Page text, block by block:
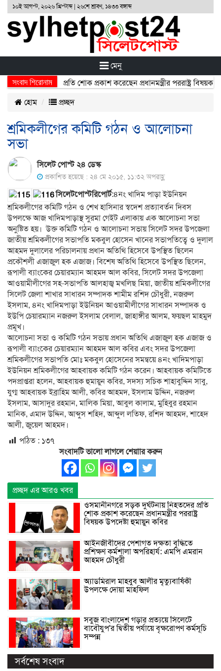
১০ই আগস্ট, ২০২৬ খ্রিস্টাব্দ | ২৬শে শ্রাবণ, ১৪৩৩ বঙ্গাব্দ
মেনু
সংবাদ শিরোনাম
নিহতদের প্রতি শোক প্রকাশ করেছেন প্রধানমন্ত্রীর পররাষ্ট্র বিষয়ক
হোম
প্রচ্ছদ
শ্রমিকলীগের কমিটি গঠন ও আলোচনা
সভা
সিলেট পোস্ট ২৪ ডেস্ক
প্রকাশিত হয়েছে : ২৪ মে ২০১৫, ১১:৩২ অপরাহ্ণ
সিলেটপোস্টরিপোর্ট:৪নং খাদিম পাড়া ইউনিয়ন
শ্রমিকলীগের কমিটি গঠন ও শেখ হাসিনার স্বদেশ প্রত্যাবর্তন দিবস
উপলক্ষে আজ খাদিমপাড়াস্থ সুরমা গেইট এলাকায় এক আলোচনা সভা
অনুষ্টিত হয়। উক্ত কমিটি গঠন ও আলোচনা সভায় সিলেট সদর উপজেলা
জাতীয় শ্রমিকলীগের সভাপতি মকবুল হোসেন খানের সভাপতিত্বে ও দুলাল
আহমদ দুলালের পরিচালনায় প্রধান অতিথি হিসেবে উপস্থিত ছিলেন
প্রকৌশলী এজাজুল হক এজাজ। বিশেষ অতিথি হিসেবে উপস্থিত ছিলেন,
রূপালী ব্যাংকের চেয়ারম্যান আহমদ আল কবির, সিলেট সদর উপজেলা
আওয়ামীলীগের সহ-সভাপতি আলহাজ্ব মখলিছ মিয়া, জাতীয় শ্রমিকলীগের
সিলেট জেলা শাখার সাধারন সম্পাদক শামীম রশিদ চৌধুরী, নজরুল
ইসলাম, ৪নং খাদিমপাড়া ইউনিয়ন আওয়ামীলীগের সাধারন সম্পাদক ও
ইউপি চেয়ারম্যান নজরুল ইসলাম বেলাল, জাহাঙ্গীর আলম, ফয়ছল মাহমুদ
প্রমূখ।
আলোচনা সভা ও কমিটি গঠন সভায় প্রধান অতিথি এজাজুল হক এজাজ ও
রূপালী ব্যাংকের চেয়ারম্যান আহমদ আল কবির এবং সদর উপজেলা
শ্রমিকলীগের সভাপতি মোঃ মকবুল হোসেনের সমন্বয়ে ৪নং খাদিমপাড়া
ইউনিয়ন শ্রমিকলীগের আহবায়ক কমিটি গঠন করেন। আহবায়ক কমিটিতে
পদপ্রাপ্তরা হলেন, আহবায়ক হুমায়ুন কবির, সদস্য সচিক শাহাবুদ্দিন সাবু,
যুগ্ম আহবায়ক ইব্রাহিম আলী, কবির আহমদ, ইসলাম উদ্দিন, নজরুল
ইসলাম, আসাদুর রহমান, মালিক মিয়া, আবুল কালাম, মুহিবুর রহমান
মানিক, এমাদ উদ্দিন, আব্দুস শহিদ, আব্দুল লতিফ, রশিদ আহমদ, শাহেদ
আলী, জুয়েল আহমদ।
পঠিত : ১৩৭
সংবাদটি ভালো লাগলে শেয়াার করুন
প্রচ্ছদ এর আরও খবর
ওসমানীনগরে সড়ক দুর্ঘটনায় নিহতদের প্রতি
শোক প্রকাশ করেছেন প্রধানমন্ত্রীর পররাষ্ট্র
বিষয়ক উপদেষ্টা হুমায়ুন কবির
আইনজীবীদের পেশাগত দক্ষতা বৃদ্ধিতে
প্রশিক্ষণ কর্মশালা অপরিহার্য: এমপি এমরান
আহমদ চৌধুরী
অ্যাডমিরাল মাহবুব আলীর মৃত্যুবার্ষিকী
উপলক্ষে দোয়া মাহফিল
সবুজ বাংলাদেশ গড়ার প্রত্যয়ে সিলেটে
বাবৌযুপ’র দ্বিতীয় পর্যায়ে বৃক্ষরোপণ কর্মসূচি
সম্পন্ন
সর্বশেষ সংবাদ